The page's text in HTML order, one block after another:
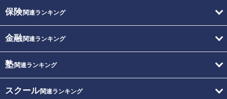
保険関連ランキング
金融関連ランキング
塾関連ランキング
スクール関連ランキング